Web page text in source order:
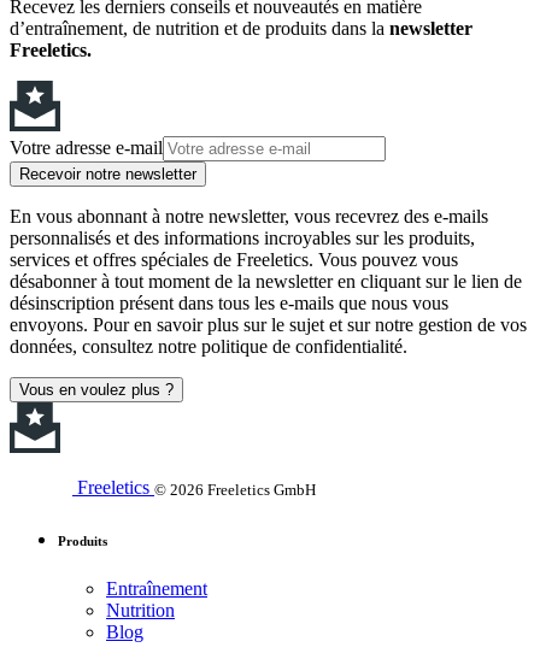
Recevez les derniers conseils et nouveautés en matière
d’entraînement, de nutrition et de produits dans la newsletter
Freeletics.
Votre adresse e-mail
Recevoir notre newsletter
En vous abonnant à notre newsletter, vous recevrez des e-mails
personnalisés et des informations incroyables sur les produits,
services et offres spéciales de Freeletics. Vous pouvez vous
désabonner à tout moment de la newsletter en cliquant sur le lien de
désinscription présent dans tous les e-mails que nous vous
envoyons. Pour en savoir plus sur le sujet et sur notre gestion de vos
données, consultez notre politique de confidentialité.
Vous en voulez plus ?
Freeletics © 2026 Freeletics GmbH
Produits
Entraînement
Nutrition
Blog